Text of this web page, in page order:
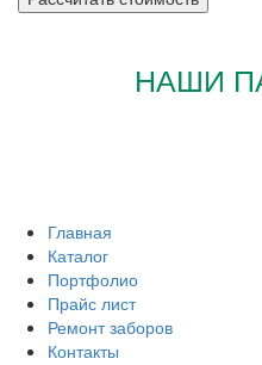
НАШИ
Главная
Каталог
Портфолио
Прайс лист
Ремонт заборов
Контакты